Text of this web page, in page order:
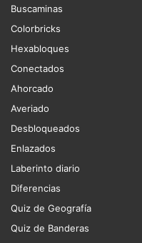
Buscaminas
Colorbricks
Hexabloques
Conectados
Ahorcado
Averiado
Desbloqueados
Enlazados
Laberinto diario
Diferencias
Quiz de Geografía
Quiz de Banderas